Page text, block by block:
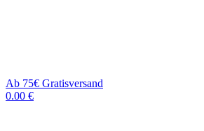
Ab 75€ Gratisversand
0.00 €